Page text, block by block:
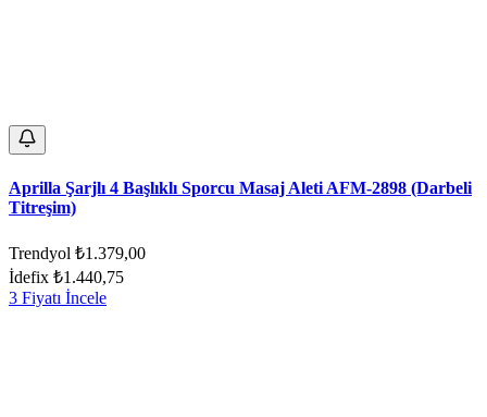
Aprilla Şarjlı 4 Başlıklı Sporcu Masaj Aleti AFM-2898 (Darbeli
Titreşim)
Trendyol ₺1.379,00
İdefix ₺1.440,75
3 Fiyatı İncele